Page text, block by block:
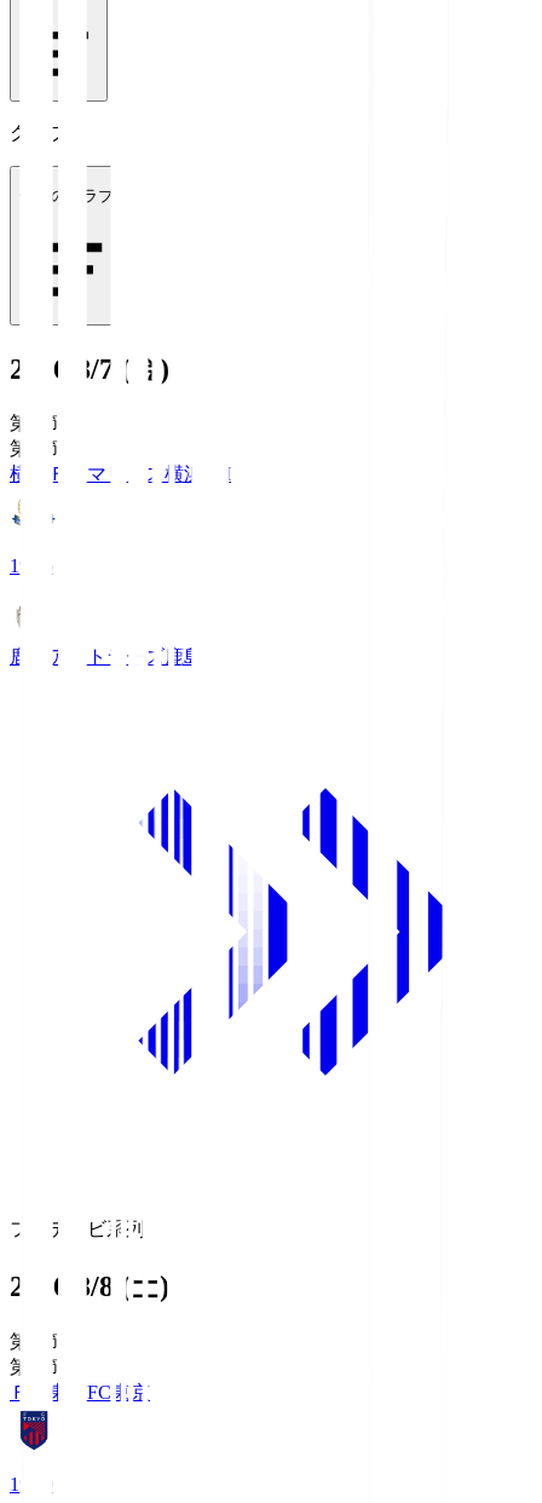
クラブ
全てのクラブ
2026/8/7 (金)
第1節
第1節
横浜Ｆ・マリノス横浜FM
19:26
鹿島アントラーズ鹿島
フジテレビ系列
2026/8/8 (土)
第1節
第1節
ＦＣ東京 FC東京
19:00